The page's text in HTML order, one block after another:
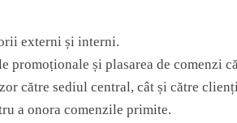
extеrni și interni.
și plasarea de comenzi
către sediul central, cât și către
a onora comenzile primite.